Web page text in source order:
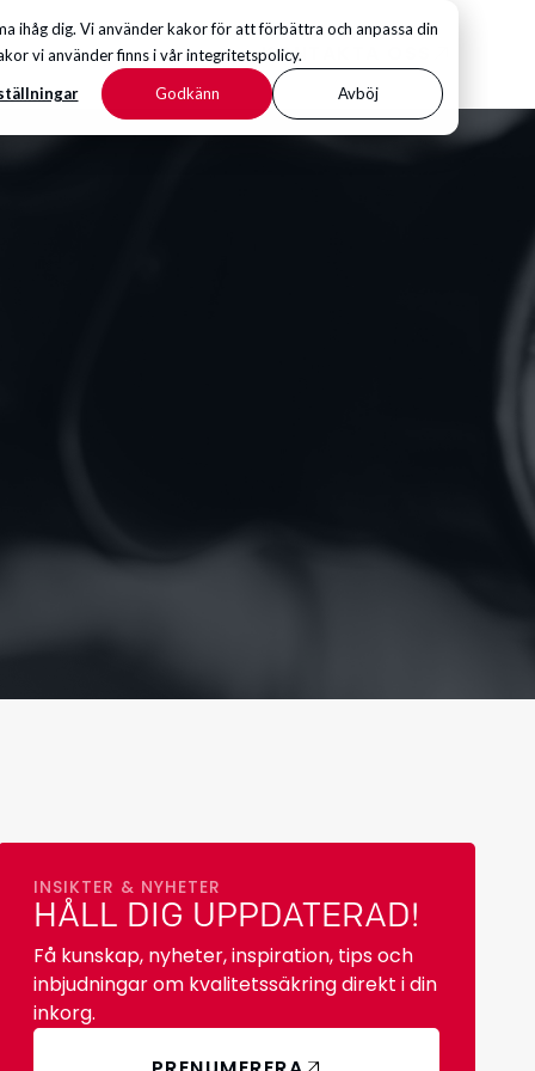
ihåg dig. Vi använder kakor för att förbättra och anpassa din
vi använder finns i vår integritetspolicy.
Godkänn Avböj
KONTAKTA OSS
INSIKTER & NYHETER
HÅLL DIG UPPDATERAD!
Få kunskap, nyheter, inspiration, tips och
inbjudningar om kvalitetssäkring direkt i din
inkorg.